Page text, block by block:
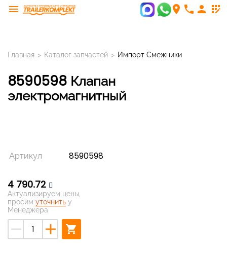
menu room phone person app_registration
Главная > Каталог запчастей > Импорт Смежники
8590598 Клапан
электромагнитный
Артикул 8590598
4 790,72
Актуализируем цены,
просим уточнить у
Менеджера
remove add shopping_cart